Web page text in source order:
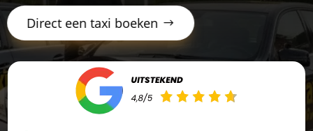
Direct een taxi boeken